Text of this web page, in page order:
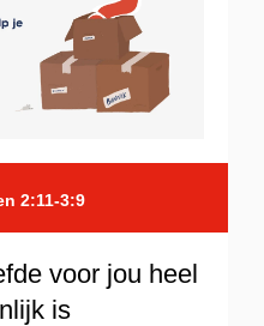
2:11-3:9
voor jou heel
is